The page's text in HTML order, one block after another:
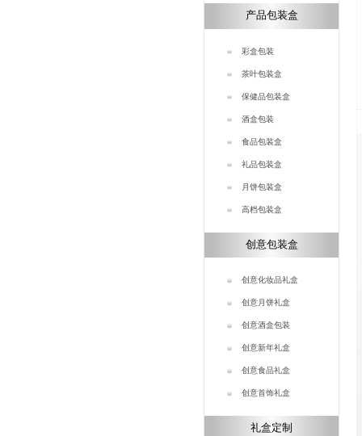
产品包装盒
彩盒包装
茶叶包装盒
保健品包装盒
酒盒包装
食品包装盒
礼品包装盒
月饼包装盒
高档包装盒
创意包装盒
创意化妆品礼盒
创意月饼礼盒
创意酒盒包装
创意新年礼盒
创意食品礼盒
创意首饰礼盒
礼盒定制